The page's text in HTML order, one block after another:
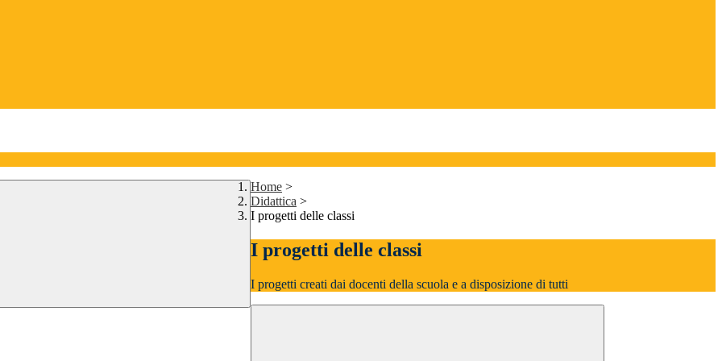
Home >
Didattica >
I progetti delle classi
I progetti delle classi
I progetti creati dai docenti della scuola e a disposizione di tutti